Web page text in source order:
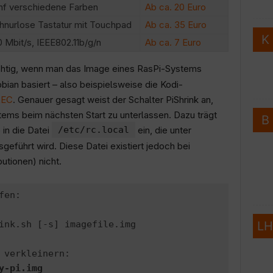
verschiedene Farben
Ab ca. 20 Euro
Tastatur mit Touchpad
Ab ca. 35 Euro
Mbit/s, IEEE802.11b/g/n
Ab ca. 7 Euro
wenn man das Image eines RasPi-Systems
basiert – also beispielsweise die Kodi-
. Genauer gesagt weist der Schalter PiShrink an,
beim nächsten Start zu unterlassen. Dazu trägt
die Datei
/etc/rc.local
ein, die unter
wird. Diese Datei existiert jedoch bei
nicht.
[-s] imagefile.img
verkleinern:
pi.img